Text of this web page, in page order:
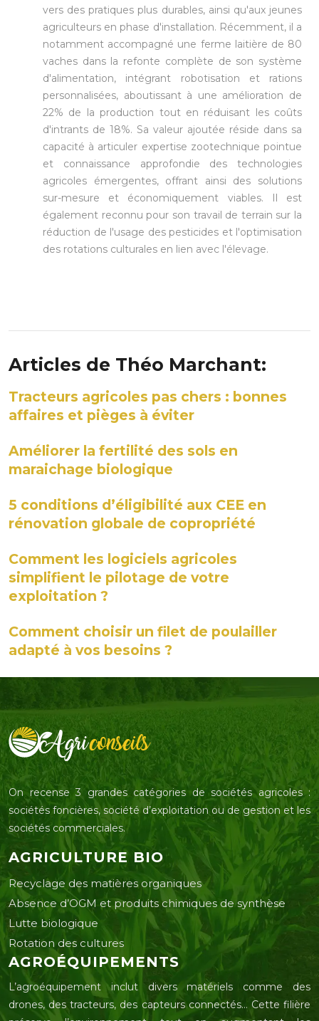
vers des pratiques plus durables, ainsi qu'aux jeunes
agriculteurs en phase d'installation. Récemment, il a
notamment accompagné une ferme laitière de 80
vaches dans la refonte complète de son système
d'alimentation, intégrant robotisation et rations
personnalisées, aboutissant à une amélioration de
22% de la production tout en réduisant les coûts
d'intrants de 18%. Sa valeur ajoutée réside dans sa
capacité à articuler expertise zootechnique pointue
et connaissance approfondie des technologies
agricoles émergentes, offrant ainsi des solutions
sur-mesure et économiquement viables. Il est
également reconnu pour son travail de terrain sur la
réduction de l'usage des pesticides et l'optimisation
des rotations culturales en lien avec l'élevage.
Articles de Théo Marchant:
Tracteurs agricoles pas chers : bonnes
affaires et pièges à éviter
Améliorer la fertilité des sols en
maraichage biologique
5 conditions d’éligibilité aux CEE en
rénovation globale de copropriété
Comment les logiciels agricoles
simplifient le pilotage de votre
exploitation ?
Comment choisir un filet de poulailler
adapté à vos besoins ?
On recense 3 grandes catégories de sociétés agricoles :
sociétés foncières, société d’exploitation ou de gestion et les
sociétés commerciales.
AGRICULTURE BIO
Recyclage des matières organiques
Absence d’OGM et produits chimiques de synthèse
Lutte biologique
Rotation des cultures
AGROÉQUIPEMENTS
L’agroéquipement inclut divers matériels comme des
drones, des tracteurs, des capteurs connectés… Cette filière